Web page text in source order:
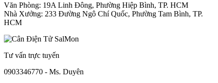
Văn Phòng: 19A Linh Đông, Phường Hiệp Bình, TP. HCM
Nhà Xưởng: 233 Đường Ngô Chí Quốc, Phường Tam Bình, TP.
HCM
Tư vấn trực tuyến
0903346770 - Ms. Duyên